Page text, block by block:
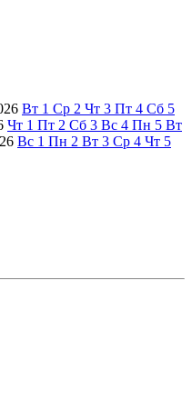
Вт 1 Ср 2 Чт 3 Пт 4 Сб 5
Чт 1 Пт 2 Сб 3 Вс 4 Пн 5 Вт
Вс 1 Пн 2 Вт 3 Ср 4 Чт 5